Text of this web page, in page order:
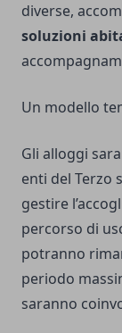
diverse,
soluzioni
Un modello
Gli alloggi
enti del Terzo
gestire
percorso di
potranno
periodo
saranno